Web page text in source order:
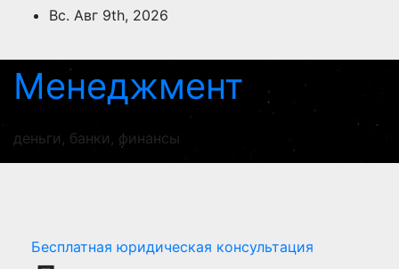
ПерейтиВс. Авг 9th, 2026
Менеджмент
деньги, банки, финансы
Бесплатная юридическая консультация